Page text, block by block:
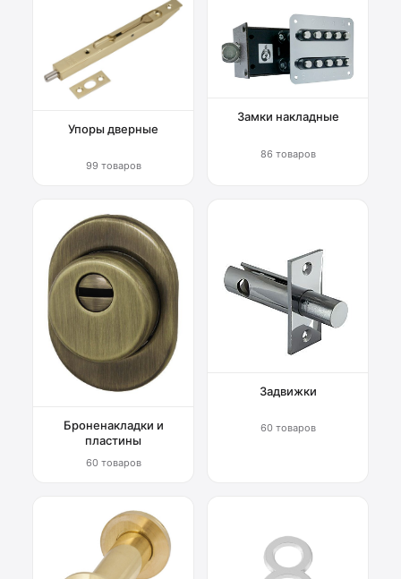
Упоры дверные
99 товаров
Замки накладные
86 товаров
Броненакладки и
пластины
60 товаров
Задвижки
60 товаров